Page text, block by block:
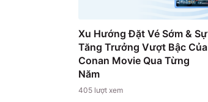
Xu Hướng Đặt Vé Sớm & Sự
Tăng Trưởng Vượt Bậc Của
Conan Movie Qua Từng
Năm
405 lượt xem